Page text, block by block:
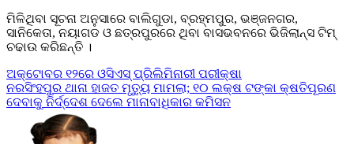
ମିଳିଥିବା ସୂଚନା ଅନୁସାରେ ବାଲିଗୁଡା, ବ୍ରହ୍ମପୁର, ଭଞ୍ଜନଗର,
ସାନିକେତା, ନୟାଗଡ ଓ ଛତ୍ରପୁରରେ ଥିବା ବାସଭବନରେ ଭିଜିଲାନ୍ସ ଟିମ୍‍
ଚଢାଉ କରିଛନ୍ତି ।
Post
navigation
ଅକ୍ଟୋବର ୧୨ରେ ଓସିଏସ୍‌ ପ୍ରିଲିମିନାରୀ ପରୀକ୍ଷା
ନରସିଂହପୁର ଥାନା ହାଜତ ମୃତ୍ୟୁ ମାମଲା; ୧୦ ଲକ୍ଷ ଟଙ୍କା କ୍ଷତିପୂରଣ
ଦେବାକୁ ନିର୍ଦ୍ଦେଶ ଦେଲେ ମାନାବାଧିକାର କମିସନ